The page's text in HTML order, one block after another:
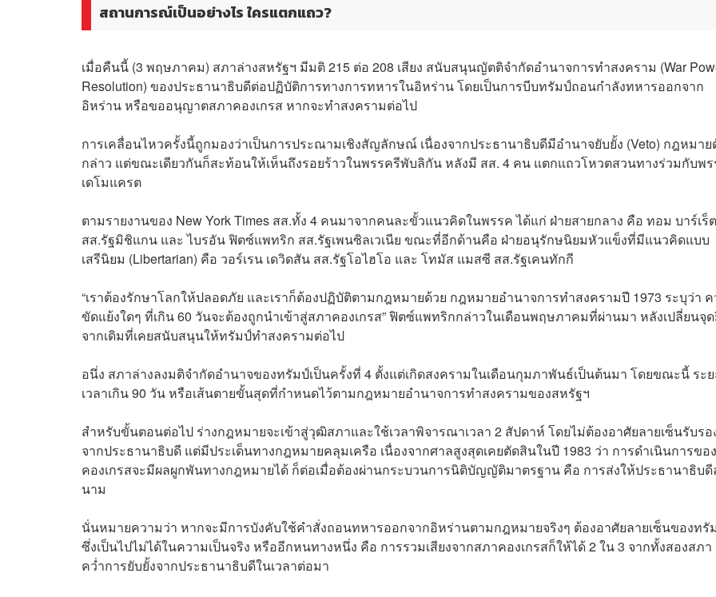
สถานการณ์เป็นอย่างไร ใครแตกแถว?
เมื่อคืนนี้ (3 พฤษภาคม) สภาล่างสหรัฐฯ มีมติ 215 ต่อ 208 เสียง สนับสนุนญัตติจำกัดอำนาจการทำสงคราม (War
Resolution) ของประธานาธิบดีต่อปฏิบัติการทางการทหารในอิหร่าน โดยเป็นการบีบทรัมป์ถอนกำลังทหารออกจาก
อิหร่าน หรือขออนุญาตสภาคองเกรส หากจะทำสงครามต่อไป
การเคลื่อนไหวครั้งนี้ถูกมองว่าเป็นการประณามเชิงสัญลักษณ์ เนื่องจากประธานาธิบดีมีอำนาจยับยั้ง (Veto) กฎหมาย
กล่าว แต่ขณะเดียวกันก็สะท้อนให้เห็นถึงรอยร้าวในพรรครีพับลิกัน หลังมี สส. 4 คน แตกแถวโหวตสวนทางร่วมกับพ
เดโมแครต
ตามรายงานของ New York Times สส.ทั้ง 4 คนมาจากคนละขั้วแนวคิดในพรรค ได้แก่ ฝ่ายสายกลาง คือ ทอม บาร์เร็
สส.รัฐมิชิแกน และ ไบรอัน ฟิตซ์แพทริก สส.รัฐเพนซิลเวเนีย ขณะที่อีกด้านคือ ฝ่ายอนุรักษนิยมหัวแข็งที่มีแนวคิดแบบ
เสรีนิยม (Libertarian) คือ วอร์เรน เดวิดสัน สส.รัฐโอไฮโอ และ โทมัส แมสซี สส.รัฐเคนทักกี
“เราต้องรักษาโลกให้ปลอดภัย และเราก็ต้องปฏิบัติตามกฎหมายด้วย กฎหมายอำนาจการทำสงครามปี 1973 ระบุว่า
ขัดแย้งใดๆ ที่เกิน 60 วันจะต้องถูกนำเข้าสู่สภาคองเกรส” ฟิตซ์แพทริกกล่าวในเดือนพฤษภาคมที่ผ่านมา หลังเปลี่ยนจุ
จากเดิมที่เคยสนับสนุนให้ทรัมป์ทำสงครามต่อไป
อนึ่ง สภาล่างลงมติจำกัดอำนาจของทรัมป์เป็นครั้งที่ 4 ตั้งแต่เกิดสงครามในเดือนกุมภาพันธ์เป็นต้นมา โดยขณะนี้ ระ
เวลาเกิน 90 วัน หรือเส้นตายขั้นสุดที่กำหนดไว้ตามกฎหมายอำนาจการทำสงครามของสหรัฐฯ
สำหรับขั้นตอนต่อไป ร่างกฎหมายจะเข้าสู่วุฒิสภาและใช้เวลาพิจารณาเวลา 2 สัปดาห์ โดยไม่ต้องอาศัยลายเซ็นรับรอ
จากประธานาธิบดี แต่มีประเด็นทางกฎหมายคลุมเครือ เนื่องจากศาลสูงสุดเคยตัดสินในปี 1983 ว่า การดำเนินการของ
คองเกรสจะมีผลผูกพันทางกฎหมายได้ ก็ต่อเมื่อต้องผ่านกระบวนการนิติบัญญัติมาตรฐาน คือ การส่งให้ประธานาธิบดี
นาม
นั่นหมายความว่า หากจะมีการบังคับใช้คำสั่งถอนทหารออกจากอิหร่านตามกฎหมายจริงๆ ต้องอาศัยลายเซ็นของทรั
ซึ่งเป็นไปไม่ได้ในความเป็นจริง หรืออีกหนทางหนึ่ง คือ การรวมเสียงจากสภาคองเกรสก็ให้ได้ 2 ใน 3 จากทั้งสองสภา
คว่ำการยับยั้งจากประธานาธิบดีในเวลาต่อมา